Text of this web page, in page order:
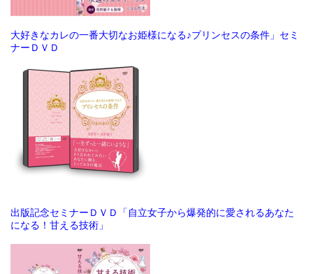
大好きなカレの一番大切なお姫様になる♪プリンセスの条件」セミ
ナーＤＶＤ
出版記念セミナーＤＶＤ「自立女子から爆発的に愛されるあなた
になる！甘える技術」